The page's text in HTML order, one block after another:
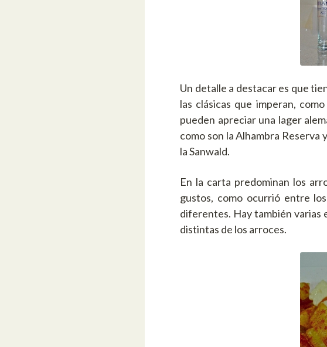
Un detalle a destacar es que
las clásicas que imperan,
pueden apreciar una lager
como son la Alhambra Reserva
la Sanwald.
En la carta predominan los
gustos, como ocurrió entre
diferentes. Hay también varias
distintas de los arroces.